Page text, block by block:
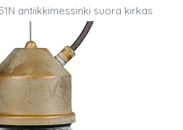
antiikkimessinki suora kirkas